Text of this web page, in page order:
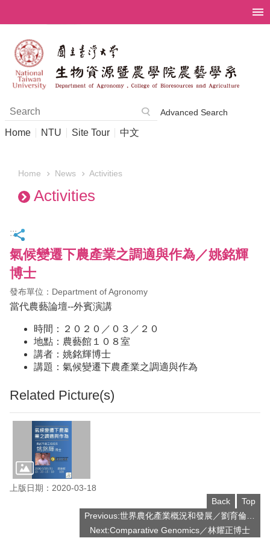
Advanced Search
Home NTU Site Tour 中文
Home News Activities
Activities
:::
氣候變遷下農產業之調適與作為／姚銘輝
博士
發布單位：Department of Agronomy
當代農藝論壇--外賓演講
時間：２０２０／０３／２０
地點：農藝館１０８室
講者：姚銘輝博士
講題：氣候變遷下農產業之調適與作為
Related Picture(s)
上版日期：2020-03-18
Back
Top
Next:Comparative Genomics／林耀正博士